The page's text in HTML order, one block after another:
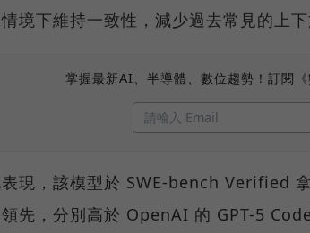
境下維持一致性，減少過去常見的上下
掌握最新AI、半導體、數位趨勢！訂閱
現，該模型於 SWE-bench Verified
領先，分別高於 OpenAI 的 GPT-5